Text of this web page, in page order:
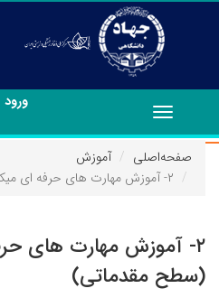
ورود
Toggle
navigation
صفحه‌اصلی
آموزش
۲- آموزش مهارت های حرفه ای میکروبیولوژی (سطح مقدماتی)
۲- آموزش مهارت های
(سطح مقدماتی)